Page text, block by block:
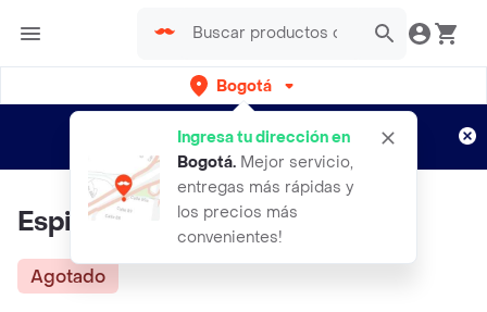
Bogotá
Ingresa tu dirección en
Bogotá. Mejor servicio,
entregas más rápidas y
los precios más
convenientes!
envíos gratis por semanas
Aplican TyC
Espinazo Cerdo
Agotado